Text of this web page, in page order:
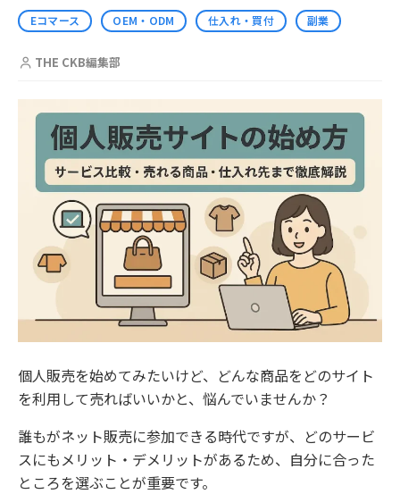
Eコマース OEM・ODM 仕入れ・買付 副業
THE CKB編集部
個人販売を始めてみたいけど、どんな商品をどのサイト
を利用して売ればいいかと、悩んでいませんか？
誰もがネット販売に参加できる時代ですが、どのサービ
スにもメリット・デメリットがあるため、自分に合った
ところを選ぶことが重要です。